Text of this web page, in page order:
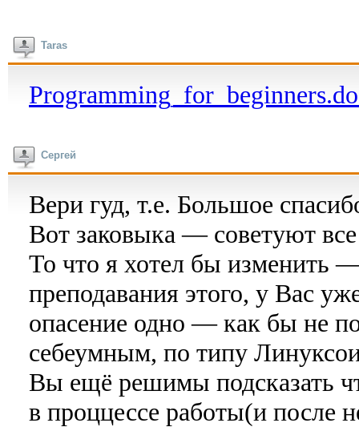
Taras
Сергей
Вери гуд, т.е. Большое
Вот заковыка — советуют
То что я хотел бы изменить
преподавания этого, у Вас
опасение одно — как бы не
себеумным, по типу
Вы ещё решимы подсказать
в проццессе работы(и после